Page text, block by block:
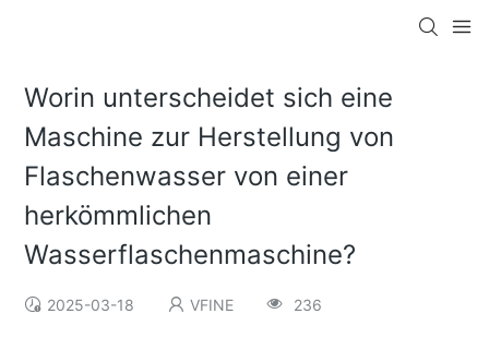
Worin unterscheidet sich eine
Maschine zur Herstellung von
Flaschenwasser von einer
herkömmlichen
Wasserflaschenmaschine?
2025-03-18 VFINE 236